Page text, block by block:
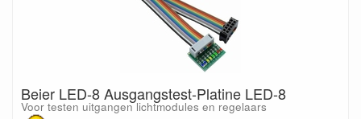
Beier LED-8 Ausgangstest-Platine LED-8
Voor testen uitgangen lichtmodules en regelaars